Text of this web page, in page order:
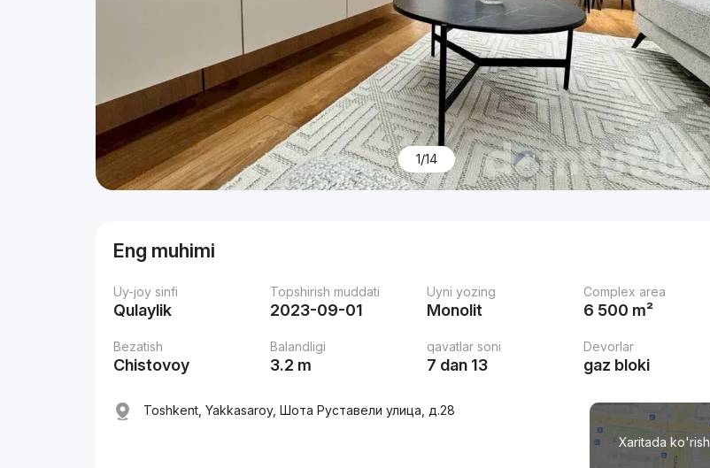
1/14
Eng muhimi
Uy-joy sinfi
Qulaylik
Topshirish muddati
2023-09-01
Uyni yozing
Monolit
Complex area
6 500 m²
Bezatish
Chistovoy
Balandligi
3.2 m
qavatlar soni
7 dan 13
Devorlar
gaz bloki
Xaritada ko'rish
Toshkent, Yakkasaroy, Шота Руставели улица, д.28